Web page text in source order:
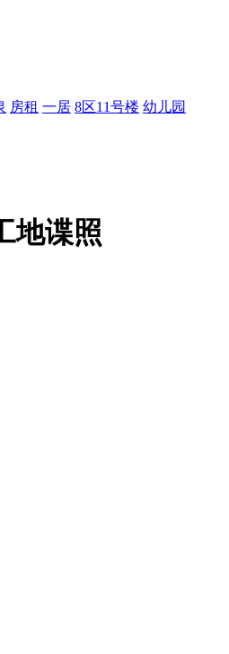
房租 一居 8区11号楼 幼儿园
地谍照